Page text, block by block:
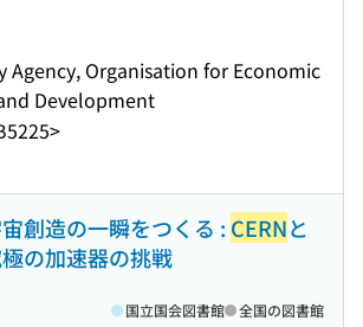
Agency, Organisation for Economic
Development
創造の一瞬をつくる : CERNと
の加速器の挑戦
国立国会図書館 全国の図書館